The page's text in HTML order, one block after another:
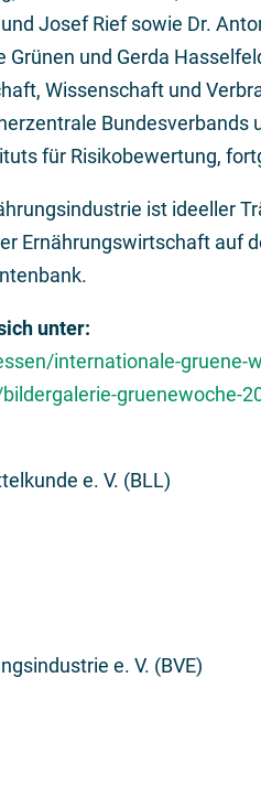
Josef Rief sowie Dr.
und Gerda
Wissenschaft und
Bundesverbands
für Risikobewertung,
ist ideeller
Ernährungswirtschaft auf
unter:
internationale-gruene-
gruenewoche-
e. V. (BLL)
e. V. (BVE)